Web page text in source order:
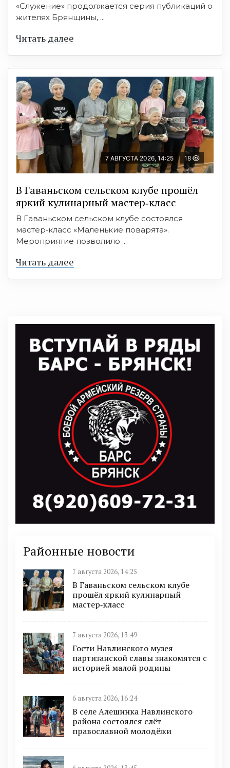
«Служение» продолжается серия публикаций о
жителях Брянщины, ...
Читать далее
7 АВГУСТА 2026, 14:25 18
В Гаваньском сельском клубе прошёл
яркий кулинарный мастер‑класс
В Гаваньском сельском клубе состоялся
мастер‑класс «Маленькие поварята».
Мероприятие позволило ...
Читать далее
Районные новости
7 августа 2026, 14:25
В Гаваньском сельском клубе
прошёл яркий кулинарный
мастер‑класс
7 августа 2026, 13:49
Гости Навлинского музея
партизанской славы знакомятся с
историей малой родины
6 августа 2026, 16:24
В селе Алешинка Навлинского
района состоялся слёт
православной молодёжи